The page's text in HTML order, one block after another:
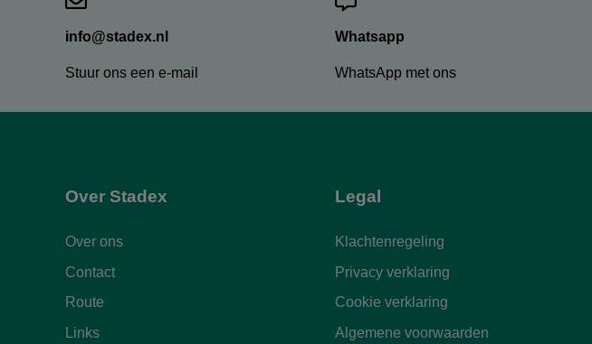
info@stadex.nl
Stuur ons een e-mail
Whatsapp
WhatsApp met ons
Over Stadex
Over ons
Contact
Route
Links
Legal
Klachtenregeling
Privacy verklaring
Cookie verklaring
Algemene voorwaarden